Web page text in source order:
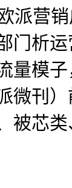
派营
门析
量模
微刊
芯类